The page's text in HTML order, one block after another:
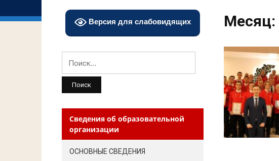
Месяц:
Версия для слабовидящих
Сведения об образовательной
организации
ОСНОВНЫЕ СВЕДЕНИЯ